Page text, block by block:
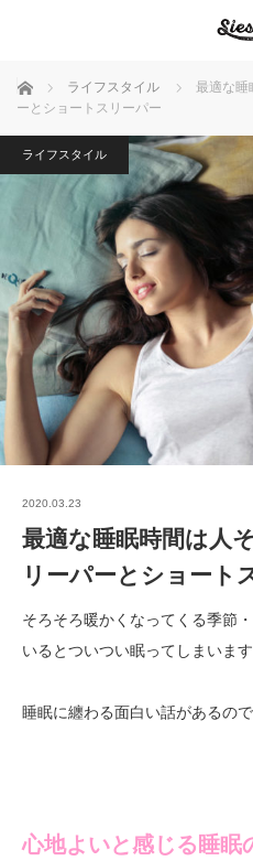
ホーム ライフスタイル
最適な睡
ーとショートスリーパー
ライフスタイル
2020.03.23
最適な睡眠時間は人
リーパーとショート
そろそろ暖かくなってくる季節
いるとついつい眠ってしまいます
睡眠に纏わる面白い話があるの
心地よいと感じる睡眠